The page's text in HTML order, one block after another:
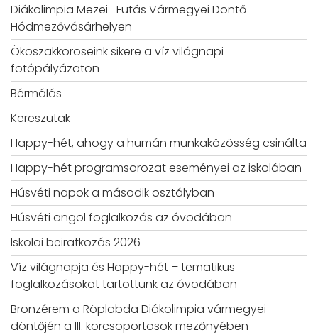
Diákolimpia Mezei- Futás Vármegyei Döntő
Hódmezővásárhelyen
Ökoszakköröseink sikere a víz világnapi
fotópályázaton
Bérmálás
Kereszutak
Happy-hét, ahogy a humán munkaközösség csinálta
Happy-hét programsorozat eseményei az iskolában
Húsvéti napok a második osztályban
Húsvéti angol foglalkozás az óvodában
Iskolai beiratkozás 2026
Víz világnapja és Happy-hét – tematikus
foglalkozásokat tartottunk az óvodában
Bronzérem a Röplabda Diákolimpia vármegyei
döntőjén a III. korcsoportosok mezőnyében